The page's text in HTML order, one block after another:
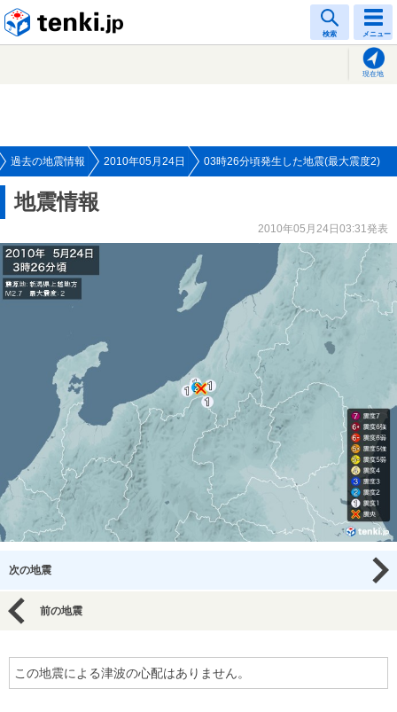
検索 メニュー
現在地
過去の地震情報 2010年05月24日 03時26分頃発生した地震(最大震度2)
地震情報
2010年05月24日03:31発表
次の地震
前の地震
この地震による津波の心配はありません。